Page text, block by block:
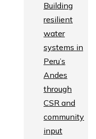
Building
resilient
water
systems in
Peru’s
Andes
through
CSR and
community
input